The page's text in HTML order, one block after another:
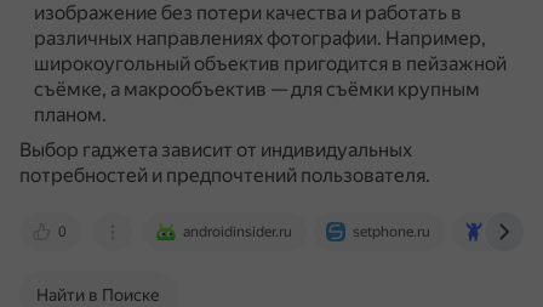
изображение без потери качества и работать в
различных направлениях фотографии. Например,
широкоугольный объектив пригодится в пейзажной
съёмке, а макрообъектив — для съёмки крупным
планом.
Выбор гаджета зависит от индивидуальных
потребностей и предпочтений пользователя.
0 androidinsider.ru setphone.ru rb.ru
Найти в Поиске